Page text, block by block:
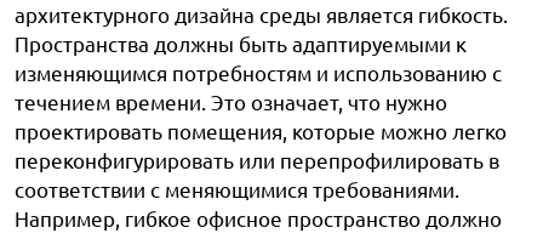
архитектурного дизайна среды является гибкость.
Пространства должны быть адаптируемыми к
изменяющимся потребностям и использованию с
течением времени. Это означает, что нужно
проектировать помещения, которые можно легко
переконфигурировать или перепрофилировать в
соответствии с меняющимися требованиями.
Например, гибкое офисное пространство должно